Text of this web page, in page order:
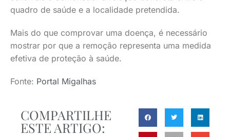
quadro de saúde e a localidade pretendida.
Mais do que comprovar uma doença, é necessário
mostrar por que a remoção representa uma medida
efetiva de proteção à saúde.
Fonte: Portal Migalhas
COMPARTILHE
ESTE ARTIGO: